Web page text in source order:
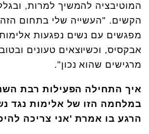
המוטיבציה להמשיך למרות,
הקשים. "העשייה שלי בתחום
מפגשים עם נשים נפגעות
אבקסיס, וכשיוצאים טעונים
מרגישים שהוא נכון".
איך התחילה הפעילות רבת
במלחמה הזו של אלימות נגד
הרגע בו אמרת 'אני צריכה